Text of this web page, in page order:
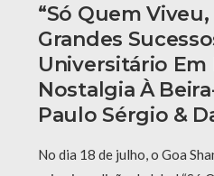
“Só Quem
Grandes
Universitário Em
Nostalgia À
Paulo Sérgio &
No dia 18 de julho, o Goa